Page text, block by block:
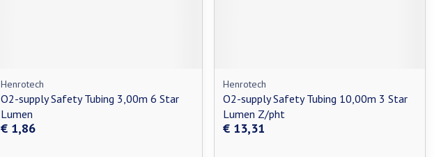
Henrotech
O2-supply Safety Tubing 3,00m 6 Star
Lumen
€ 1,86
Henrotech
O2-supply Safety Tubing 10,00m 3 Star
Lumen Z/pht
€ 13,31